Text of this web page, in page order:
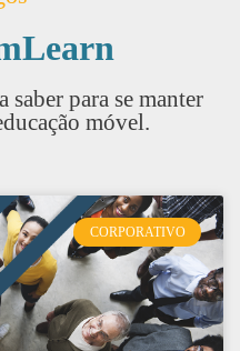
para se manter
móvel.
CORPORATIVO